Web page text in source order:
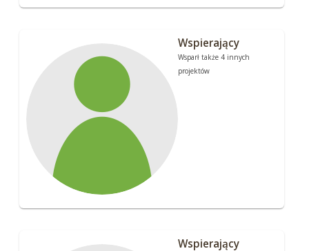
Wspierający
Wsparł także 4 innych
projektów
Wspierający